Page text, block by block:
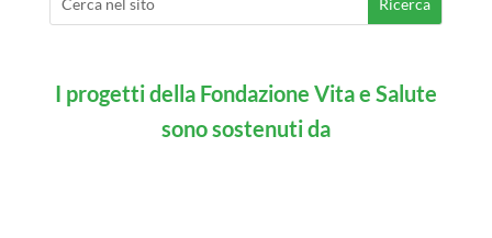
I progetti della Fondazione Vita e Salute
sono sostenuti da